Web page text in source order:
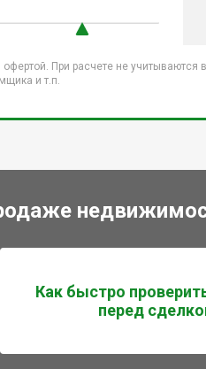
При расчете не
и т.п.
Как быстро
перед